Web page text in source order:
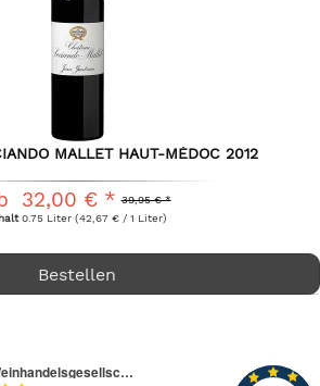
MALLET HAUT-MÉDOC 2012
39,95 € *
32,00 € *
0.75 Liter (42,67 € / 1 Liter)
Bestellen